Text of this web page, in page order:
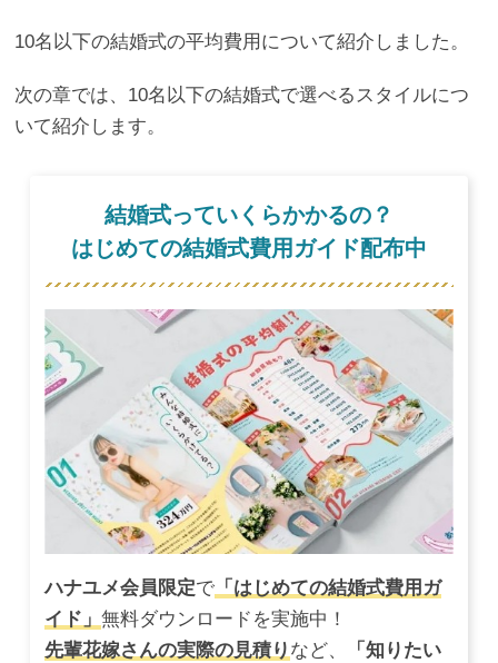
10名以下の結婚式の平均費用について紹介しました。
次の章では、10名以下の結婚式で選べるスタイルにつ
いて紹介します。
結婚式っていくらかかるの？
はじめての結婚式費用ガイド配布中
ハナユメ会員限定で 「はじめての結婚式費用ガ
イド」無料ダウンロードを実施中！
先輩花嫁さんの実際の見積り など、
「知りたい